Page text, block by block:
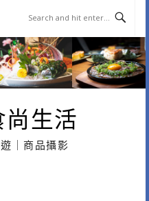
生活
｜商品攝影